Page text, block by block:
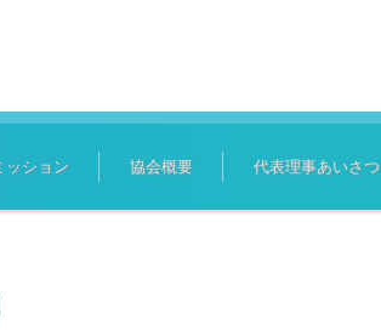
ッション 協会概要 代表理事あいさつ